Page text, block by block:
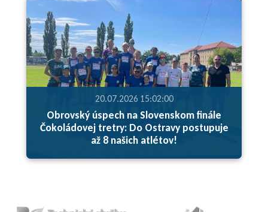
20.07.2026 15:02:00
Obrovský úspech na Slovenskom finále
Čokoládovej tretry: Do Ostravy postupuje
až 8 našich atlétov!